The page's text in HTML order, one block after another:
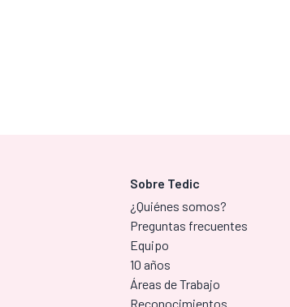
Sobre Tedic
¿Quiénes somos?
Preguntas frecuentes
Equipo
10 años
Áreas de Trabajo
Reconocimientos